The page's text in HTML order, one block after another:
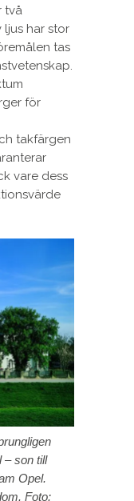
två
ljus har stor
tas
för
takfärgen
vare dess
– son till
Opel.
Foto: